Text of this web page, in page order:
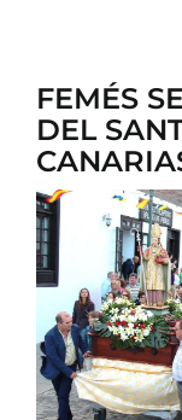
FEMÉS
DEL